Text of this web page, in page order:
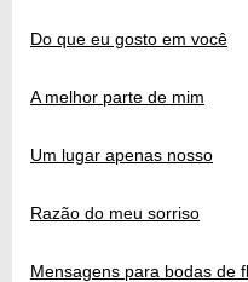
Do que eu gosto em você
A melhor parte de mim
Um lugar apenas nosso
Razão do meu sorriso
Mensagens para bodas de